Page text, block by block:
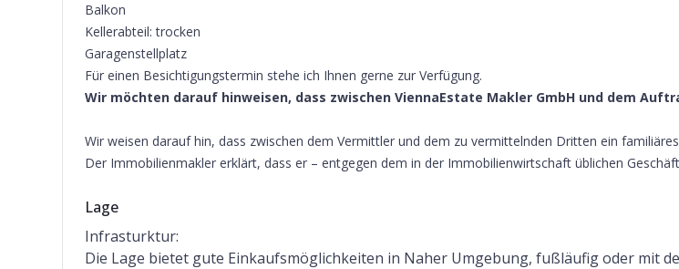
Balkon
Kellerabteil: trocken
Garagenstellplatz
Für einen Besichtigungstermin stehe ich Ihnen gerne zur Verfügung.
Wir möchten darauf hinweisen, dass zwischen ViennaEstate Makler GmbH und dem
Wir weisen darauf hin, dass zwischen dem Vermittler und dem zu vermittelnden Dritten ein
Der Immobilienmakler erklärt, dass er – entgegen dem in der Immobilienwirtschaft üblichen
Lage
Infrasturktur:
Die Lage bietet gute Einkaufsmöglichkeiten in Naher Umgebung, fußläufig oder mit